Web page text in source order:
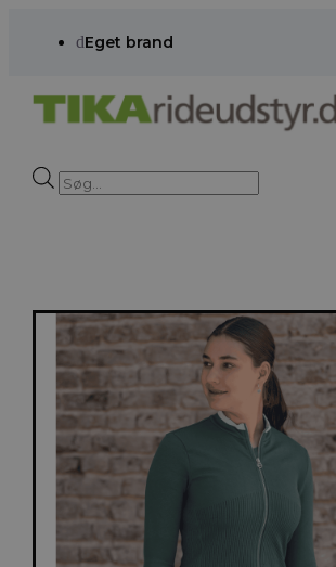
dEget brand
Products
search